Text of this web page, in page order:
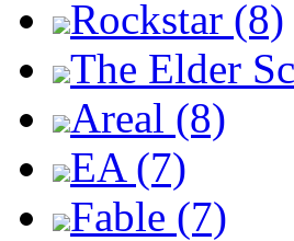
Rockstar (8)
The Elder
Areal (8)
EA (7)
Fable (7)